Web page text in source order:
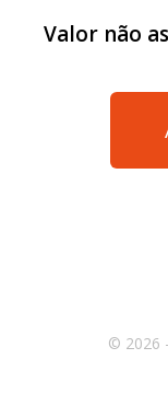
Valor não
© 2026